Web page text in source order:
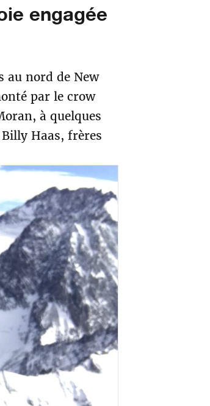
engagée
au nord de New
par le crow
à quelques
Haas, frères